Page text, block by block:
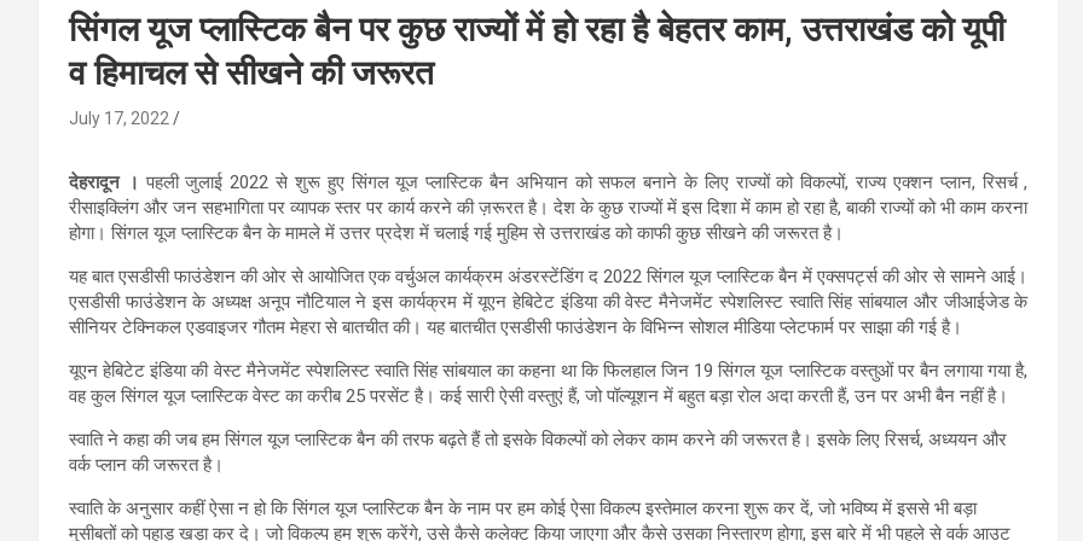
सिंगल यूज प्लास्टिक बैन पर कुछ राज्यों में हो रहा है बेहतर काम, उत्तराखंड को यूपी
व हिमाचल से सीखने की जरूरत
July 17, 2022
देहरादून । पहली जुलाई 2022 से शुरू हुए सिंगल यूज प्लास्टिक बैन अभियान को सफल बनाने के लिए राज्यों को विकल्पों, राज्य एक्शन प्लान, रिसर्च ,
रीसाइक्लिंग और जन सहभागिता पर व्यापक स्तर पर कार्य करने की ज़रूरत है। देश के कुछ राज्यों में इस दिशा में काम हो रहा है, बाकी राज्यों को भी काम करना
होगा। सिंगल यूज प्लास्टिक बैन के मामले में उत्तर प्रदेश में चलाई गई मुहिम से उत्तराखंड को काफी कुछ सीखने की जरूरत है।
यह बात एसडीसी फाउंडेशन की ओर से आयोजित एक वर्चुअल कार्यक्रम अंडरस्टेंडिंग द 2022 सिंगल यूज प्लास्टिक बैन में एक्सपर्ट्स की ओर से सामने आई।
एसडीसी फाउंडेशन के अध्यक्ष अनूप नौटियाल ने इस कार्यक्रम में यूएन हेबिटेट इंडिया की वेस्ट मैनेजमेंट स्पेशलिस्ट स्वाति सिंह सांबयाल और जीआईजेड के
सीनियर टेक्निकल एडवाइजर गौतम मेहरा से बातचीत की। यह बातचीत एसडीसी फाउंडेशन के विभिन्न सोशल मीडिया प्लेटफार्म पर साझा की गई है।
यूएन हेबिटेट इंडिया की वेस्ट मैनेजमेंट स्पेशलिस्ट स्वाति सिंह सांबयाल का कहना था कि फिलहाल जिन 19 सिंगल यूज प्लास्टिक वस्तुओं पर बैन लगाया गया है,
वह कुल सिंगल यूज प्लास्टिक वेस्ट का करीब 25 परसेंट है। कई सारी ऐसी वस्तुएं हैं, जो पॉल्यूशन में बहुत बड़ा रोल अदा करती हैं, उन पर अभी बैन नहीं है।
स्वाति ने कहा की जब हम सिंगल यूज प्लास्टिक बैन की तरफ बढ़ते हैं तो इसके विकल्पों को लेकर काम करने की जरूरत है। इसके लिए रिसर्च, अध्ययन और
वर्क प्लान की जरूरत है।
स्वाति के अनुसार कहीं ऐसा न हो कि सिंगल यूज प्लास्टिक बैन के नाम पर हम कोई ऐसा विकल्प इस्तेमाल करना शुरू कर दें, जो भविष्य में इससे भी बड़ा
मुसीबतों को पहाड़ खड़ा कर दे। जो विकल्प हम शुरू करेंगे, उसे कैसे कलेक्ट किया जाएगा और कैसे उसका निस्तारण होगा, इस बारे में भी पहले से वर्क आउट